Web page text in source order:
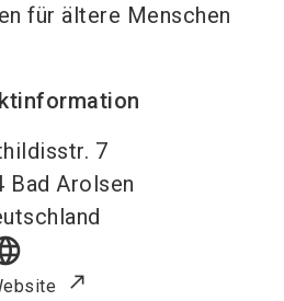
für ältere Menschen
7
Bad Arolsen